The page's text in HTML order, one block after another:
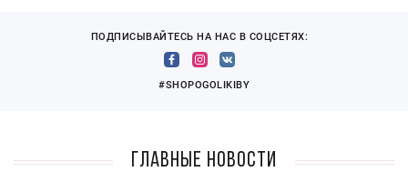
ПОДПИСЫВАЙТЕСЬ НА НАС В СОЦСЕТЯХ:
#SHOPOGOLIKIBY
Главные новости